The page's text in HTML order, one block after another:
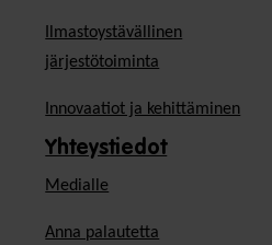
Ilmastoystävällinen
järjestötoiminta
Innovaatiot ja kehittäminen
Yhteystiedot
Medialle
Anna palautetta